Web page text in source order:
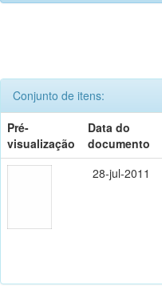
Conjunto de itens:
Pré-
visualização
Data do
documento
28-jul-2011